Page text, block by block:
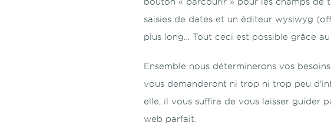
saisies de dates et un éditeur wysiwyg
plus long… Tout ceci est possible grâce
Ensemble nous déterminerons vos
vous demanderont ni trop ni trop peu
elle, il vous suffira de vous laisser guider
web parfait.